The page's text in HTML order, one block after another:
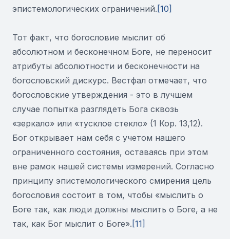
эпистемологических ограничений. [10]
Тот факт, что богословие мыслит об
абсолютном и бесконечном Боге, не переносит
атрибуты абсолютности и бесконечности на
богословский дискурс. Вестфал отмечает, что
богословские утверждения - это в лучшем
случае попытка разглядеть Бога сквозь
«зеркало» или «тусклое стекло» (1 Кор. 13,12).
Бог открывает нам себя с учетом нашего
ограниченного состояния, оставаясь при этом
вне рамок нашей системы измерений. Согласно
принципу эпистемологического смирения цель
богословия состоит в том, чтобы «мыслить о
Боге так, как люди должны мыслить о Боге, а не
так, как Бог мыслит о Боге». [11]